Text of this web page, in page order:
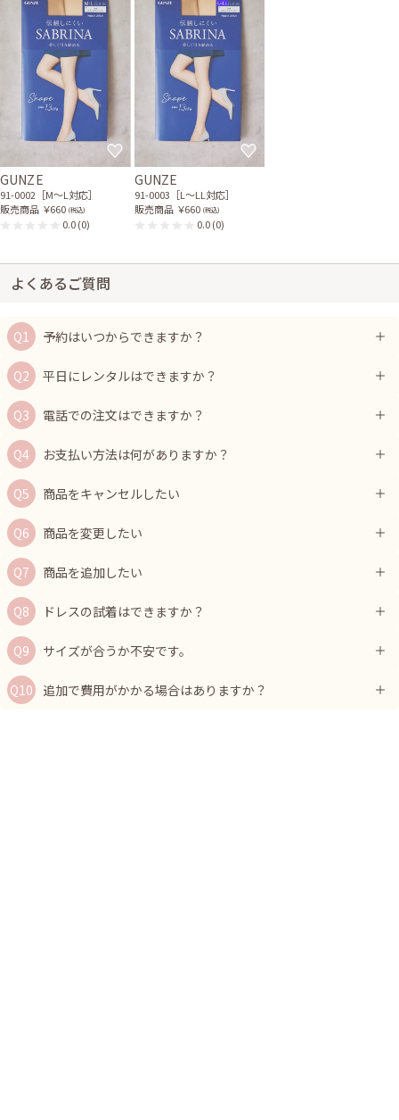
GUNZE
91-0002［M〜L対応］
販売商品 ￥660 (税込)
0.0(0)
GUNZE
91-0003［L〜LL対応］
販売商品 ￥660 (税込)
0.0(0)
よくあるご質問
予約はいつからできますか？
平日にレンタルはできますか？
電話での注文はできますか？
お支払い方法は何がありますか？
商品をキャンセルしたい
商品を変更したい
商品を追加したい
ドレスの試着はできますか？
サイズが合うか不安です。
追加で費用がかかる場合はありますか？